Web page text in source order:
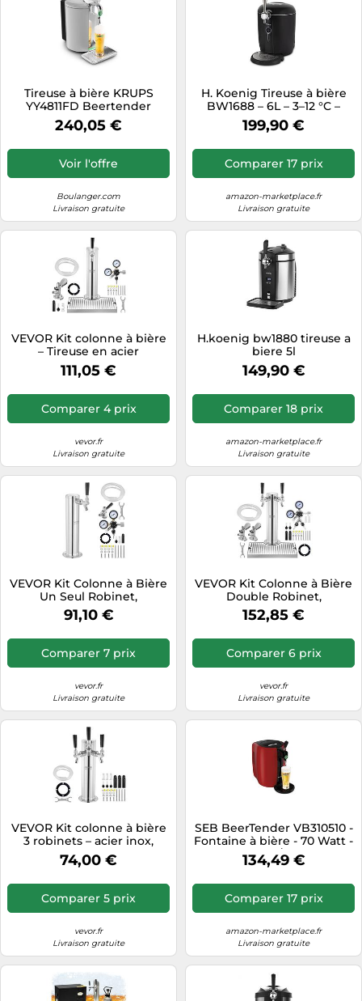
Tireuse à bière KRUPS
YY4811FD Beertender
Compact Silver
240,05 €
Voir l'offre
Boulanger.com
Livraison gratuite
H. Koenig Tireuse à bière
BW1688 – 6L – 3–12 °C –
Compatible tous fûts – Noir
199,90 €
Comparer 17 prix
amazon-marketplace.fr
Livraison gratuite
VEVOR Kit colonne à bière
– Tireuse en acier
inoxydable avec régulateur
double jauge W21,8
111,05 €
Comparer 4 prix
vevor.fr
Livraison gratuite
H.koenig bw1880 tireuse a
biere 5l
149,90 €
Comparer 18 prix
amazon-marketplace.fr
Livraison gratuite
VEVOR Kit Colonne à Bière
Un Seul Robinet,
Distributeur de Bière
Boisson en Acier
avec Régulateur à Double
Jauge W21,8 et Coupleur de
Restaurant
91,10 €
Comparer 7 prix
vevor.fr
Livraison gratuite
VEVOR Kit Colonne à Bière
Double Robinet,
Distributeur de Bière
Boisson en Acier
avec Régulateur à Double
Jauge W21,8 et Coupleur de
Restaurant
152,85 €
Comparer 6 prix
vevor.fr
Livraison gratuite
VEVOR Kit colonne à bière
3 robinets – acier inox,
tubes pré-assemblés, tiges
à fermeture automatique
74,00 €
Comparer 5 prix
vevor.fr
Livraison gratuite
SEB BeerTender VB310510 -
Fontaine à bière - 70 Watt -
rouge/noir
134,49 €
Comparer 17 prix
amazon-marketplace.fr
Livraison gratuite